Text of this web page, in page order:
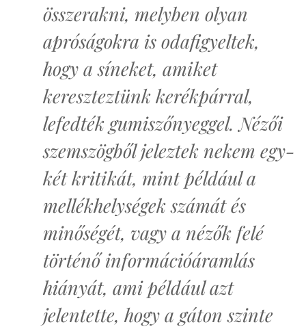
összerakni, melyben olyan
apróságokra is odafigyeltek,
hogy a síneket, amiket
kereszteztünk kerékpárral,
lefedték gumiszőnyeggel. Nézői
szemszögből jeleztek nekem egy-
két kritikát, mint például a
mellékhelységek számát és
minőségét, vagy a nézők felé
történő információáramlás
hiányát, ami például azt
jelentette, hogy a gáton szinte